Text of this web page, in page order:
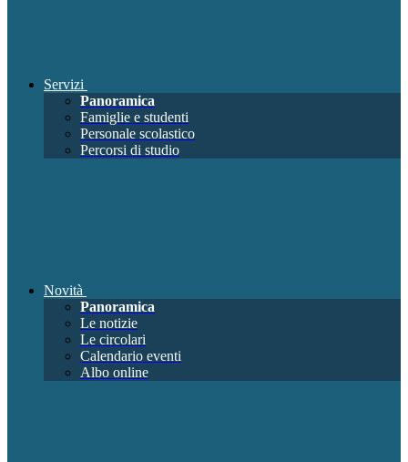
Servizi
Panoramica
Famiglie e studenti
Personale scolastico
Percorsi di studio
Novità
Panoramica
Le notizie
Le circolari
Calendario eventi
Albo online